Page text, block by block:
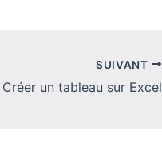
SUIVANT
Créer un tableau sur Excel